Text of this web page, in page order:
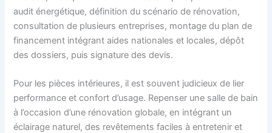
audit énergétique, définition du scénario de rénovation,
consultation de plusieurs entreprises, montage du plan de
financement intégrant aides nationales et locales, dépôt
des dossiers, puis signature des devis.
Pour les pièces intérieures, il est souvent judicieux de lier
performance et confort d’usage. Repenser une salle de bain
à l’occasion d’une rénovation globale, en intégrant un
éclairage naturel, des revêtements faciles à entretenir et